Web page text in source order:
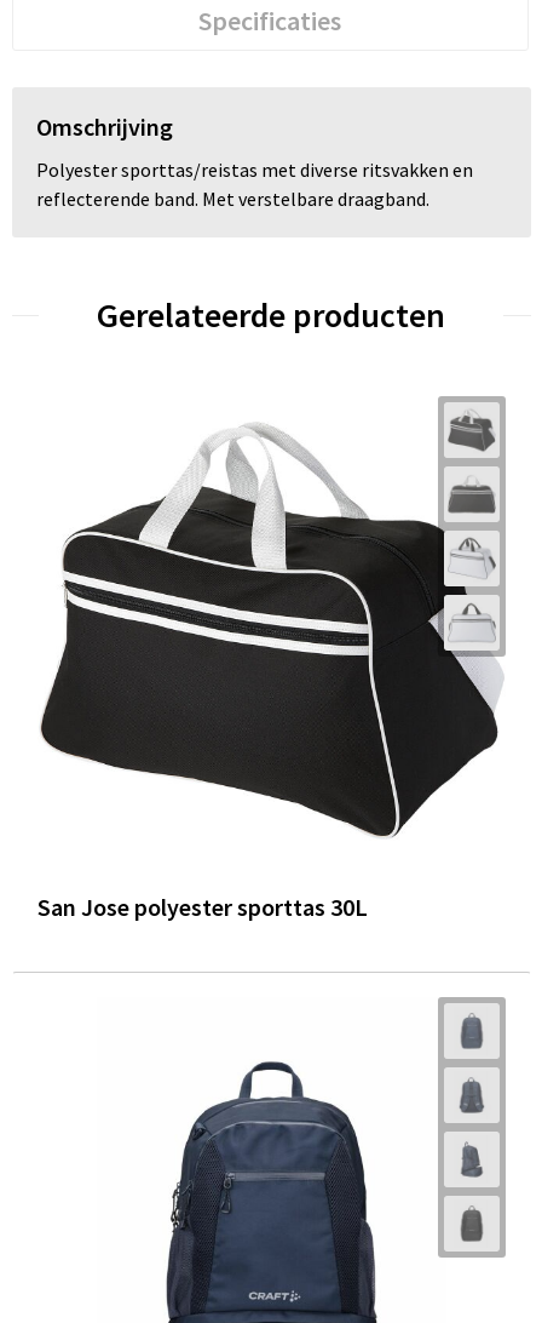
Specificaties
Omschrijving
Polyester sporttas/reistas met diverse ritsvakken en
reflecterende band. Met verstelbare draagband.
Gerelateerde producten
San Jose polyester sporttas 30L